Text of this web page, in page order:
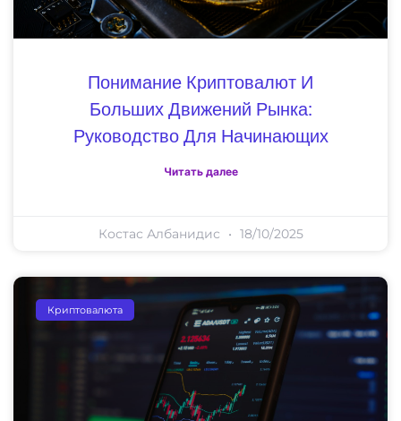
Понимание Криптовалют И
Больших Движений Рынка:
Руководство Для Начинающих
Читать далее
Костас Албанидис 18/10/2025
Криптовалюта